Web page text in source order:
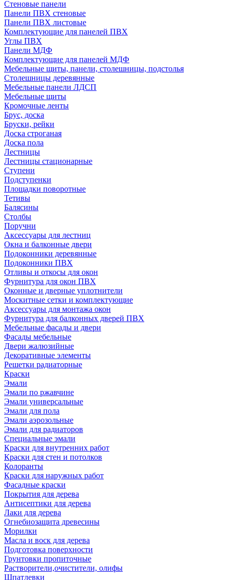
Стеновые панели
Панели ПВХ стеновые
Панели ПВХ листовые
Комплектующие для панелей ПВХ
Углы ПВХ
Панели МДФ
Комплектующие для панелей МДФ
Мебельные щиты, панели, столешницы, подстолья
Столешницы деревянные
Мебельные панели ЛДСП
Мебельные щиты
Кромочные ленты
Брус, доска
Бруски, рейки
Доска строганая
Доска пола
Лестницы
Лестницы стационарные
Ступени
Подступенки
Площадки поворотные
Тетивы
Балясины
Столбы
Поручни
Аксессуары для лестниц
Окна и балконные двери
Подоконники деревянные
Подоконники ПВХ
Отливы и откосы для окон
Фурнитура для окон ПВХ
Оконные и дверные уплотнители
Москитные сетки и комплектующие
Аксессуары для монтажа окон
Фурнитура для балконных дверей ПВХ
Мебельные фасады и двери
Фасады мебельные
Двери жалюзийные
Декоративные элементы
Решетки радиаторные
Краски
Эмали
Эмали по ржавчине
Эмали универсальные
Эмали для пола
Эмали аэрозольные
Эмали для радиаторов
Специальные эмали
Краски для внутренних работ
Краски для стен и потолков
Колоранты
Краски для наружных работ
Фасадные краски
Покрытия для дерева
Антисептики для дерева
Лаки для дерева
Огнебиозащита древесины
Морилки
Масла и воск для дерева
Подготовка поверхности
Грунтовки пропиточные
Растворители,очистители, олифы
Шпатлевки